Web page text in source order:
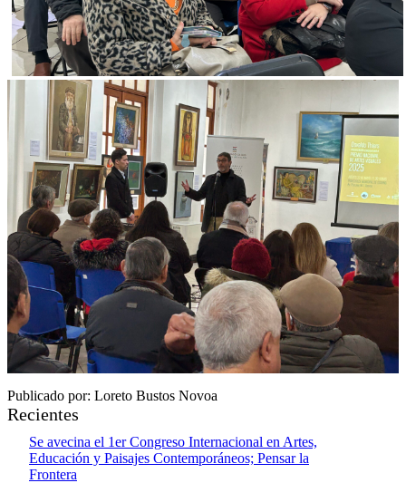
Publicado por: Loreto Bustos Novoa
Recientes
Se avecina el 1er Congreso Internacional en Artes,
Educación y Paisajes Contemporáneos; Pensar la
Frontera